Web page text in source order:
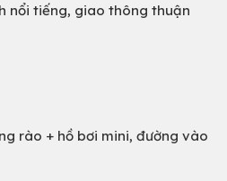
nổi tiếng, giao thông thuận
rào + hồ bơi mini, đường vào